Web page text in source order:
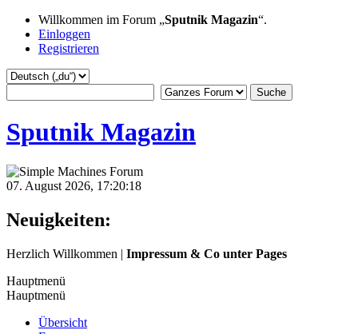
Willkommen im Forum „Sputnik Magazin“.
Einloggen
Registrieren
Sputnik Magazin
07. August 2026, 17:20:18
Neuigkeiten:
Herzlich Willkommen | Impressum & Co unter Pages
Hauptmenü
Hauptmenü
Übersicht